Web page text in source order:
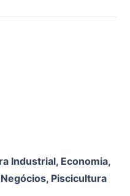
Industrial, Economia,
Negócios, Piscicultura